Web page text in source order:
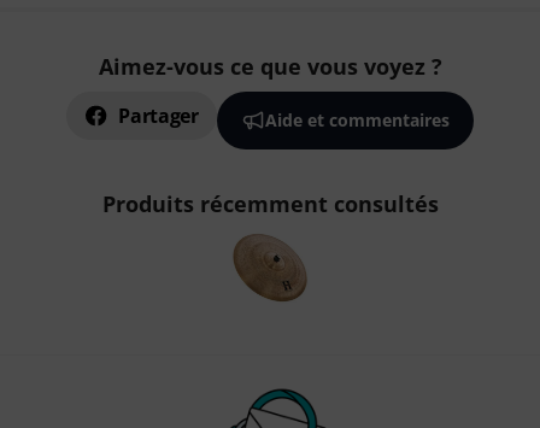
Aimez-vous ce que vous voyez ?
Partager Aide et commentaires
Produits récemment consultés